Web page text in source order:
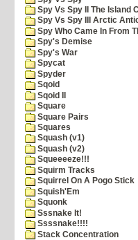
Spy Vs Spy II The Island
Spy Vs Spy III Arctic
Spy Who Came In From
Spy's Demise
Spy's War
Spycat
Spyder
Sqoid
Sqoid II
Square
Square Pairs
Squares
Squash (v1)
Squash (v2)
Squeeeeze!!!
Squirm Tracks
Squirrel On A Pogo Stick
Squish'Em
Squonk
Sssnake It!
Ssssnake!!!!
Stack Concentration